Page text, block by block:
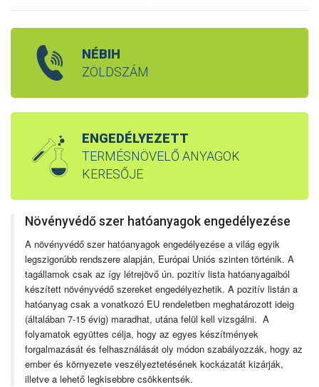
NÉBIH
ZÖLDSZÁM
ENGEDÉLYEZETT
TERMÉSNÖVELŐ ANYAGOK
KERESŐJE
Növényvédő szer hatóanyagok engedélyezése
A növényvédő szer hatóanyagok engedélyezése a világ egyik
legszigorúbb rendszere alapján, Európai Uniós szinten történik. A
tagállamok csak az így létrejövő ún. pozitív lista hatóanyagaiból
készített növényvédő szereket engedélyezhetik. A pozitív listán a
hatóanyag csak a vonatkozó EU rendeletben meghatározott ideig
(általában 7-15 évig) maradhat, utána felül kell vizsgálni. A
folyamatok együttes célja, hogy az egyes készítmények
forgalmazását és felhasználását oly módon szabályozzák, hogy az
ember és környezete veszélyeztetésének kockázatát kizárják,
illetve a lehető legkisebbre csökkentsék.